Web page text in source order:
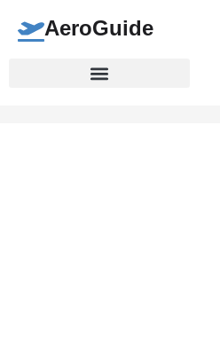
AeroGuide